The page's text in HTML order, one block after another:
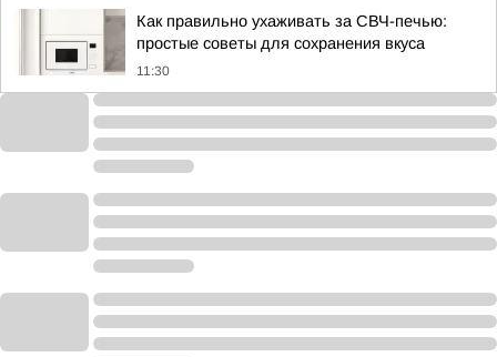
Как правильно ухаживать за СВЧ-печью:
простые советы для сохранения вкуса
11:30